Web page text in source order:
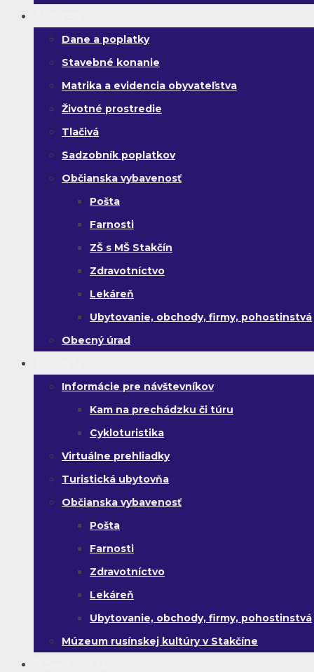
Dane a poplatky
Stavebné konanie
Matrika a evidencia obyvateľstva
Životné prostredie
Tlačivá
Sadzobník poplatkov
Občianska vybavenosť
Pošta
Farnosti
ZŠ s MŠ Stakčín
Zdravotníctvo
Lekáreň
Ubytovanie, obchody, firmy, pohostinstvá
Obecný úrad
Informácie pre návštevníkov
Kam na prechádzku či túru
Cykloturistika
Virtuálne prehliadky
Turistická ubytovňa
Občianska vybavenosť
Pošta
Farnosti
Zdravotníctvo
Lekáreň
Ubytovanie, obchody, firmy, pohostinstvá
Múzeum rusínskej kultúry v Stakčíne